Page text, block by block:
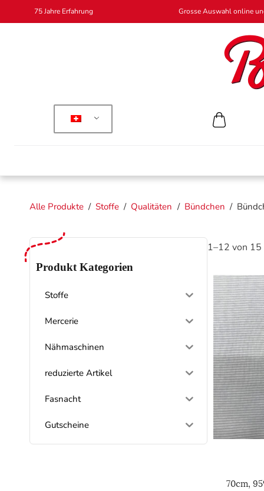
75 Jahre Erfahrung Grosse Auswahl online
Alle Produkte / Stoffe / Qualitäten / Bündchen /
Produkt Kategorien
Stoffe
Mercerie
Nähmaschinen
reduzierte Artikel
Fasnacht
Gutscheine
1–12 von
70cm,